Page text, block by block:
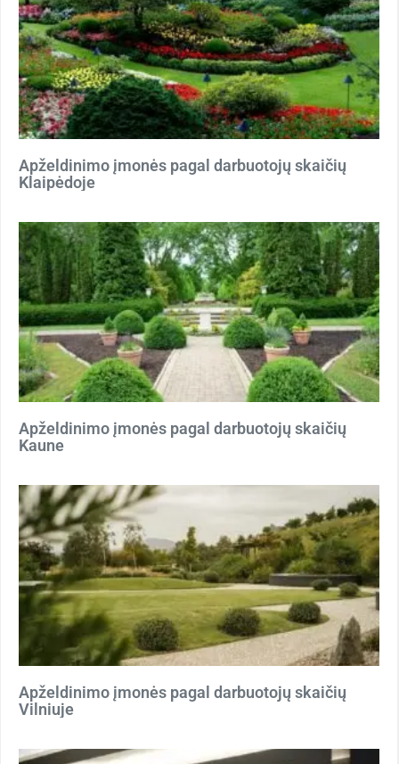
Apželdinimo įmonės pagal darbuotojų skaičių
Klaipėdoje
Apželdinimo įmonės pagal darbuotojų skaičių
Kaune
Apželdinimo įmonės pagal darbuotojų skaičių
Vilniuje